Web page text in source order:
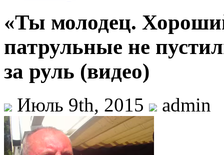
«Ты молодец.
патрульные не
за руль (видео)
Июль 9th, 2015 admin